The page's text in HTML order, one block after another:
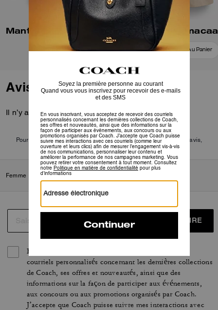
Ajouter Au Panier Ajouter Au Panier
Avis
Il n’y a pas encore d’avis.
Pour plus d’informations sur la manière dont nous vérifions nos avis,
cliquezici.
Femme Prêt-à-porter
S’INSCRIRE
En vous inscrivant, vous acceptez de recevoir des
courriels personnalisés concernant les dernières collections
de Coach, ses offres et nouveautés, ainsi que des
informations sur la façon de participer aux événements,
aux concours ou aux promotions organisés par Coach.
J’accepte que Coach puisse suivre mes interactions avec